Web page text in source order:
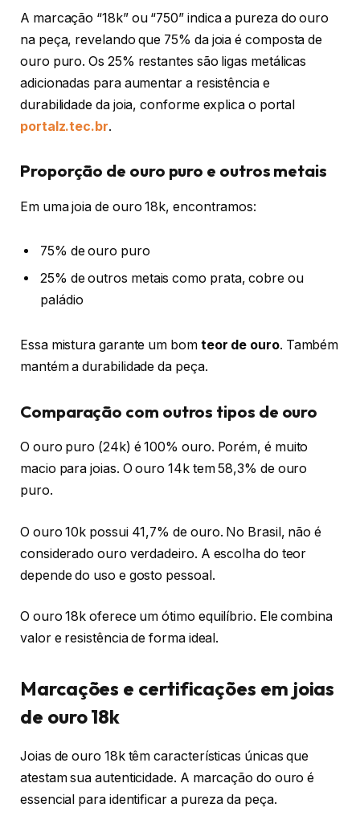
A marcação “18k” ou “750” indica a pureza do ouro
na peça, revelando que 75% da joia é composta de
ouro puro. Os 25% restantes são ligas metálicas
adicionadas para aumentar a resistência e
durabilidade da joia, conforme explica o portal
portalz.tec.br.
Proporção de ouro puro e outros metais
Em uma joia de ouro 18k, encontramos:
75% de ouro puro
25% de outros metais como prata, cobre ou
paládio
Essa mistura garante um bom teor de ouro. Também
mantém a durabilidade da peça.
Comparação com outros tipos de ouro
O ouro puro (24k) é 100% ouro. Porém, é muito
macio para joias. O ouro 14k tem 58,3% de ouro
puro.
O ouro 10k possui 41,7% de ouro. No Brasil, não é
considerado ouro verdadeiro. A escolha do teor
depende do uso e gosto pessoal.
O ouro 18k oferece um ótimo equilíbrio. Ele combina
valor e resistência de forma ideal.
Marcações e certificações em joias
de ouro 18k
Joias de ouro 18k têm características únicas que
atestam sua autenticidade. A marcação do ouro é
essencial para identificar a pureza da peça.